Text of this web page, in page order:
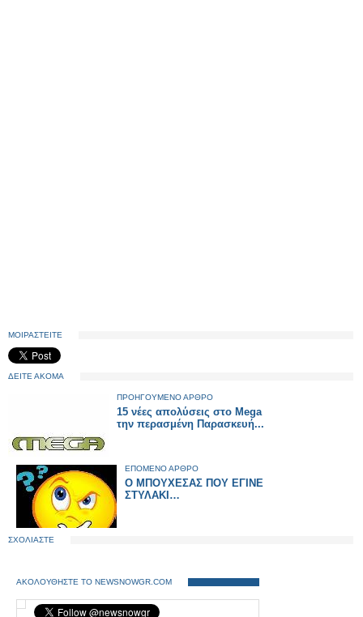
ΜΟΙΡΑΣΤΕΙΤΕ
ΔΕΙΤΕ ΑΚΟΜΑ
ΠΡΟΗΓΟΥΜΕΝΟ ΑΡΘΡΟ
15 νέες απολύσεις στο Mega
την περασμένη Παρασκευή...
ΕΠΟΜΕΝΟ ΑΡΘΡΟ
Ο ΜΠΟΥΧΕΣΑΣ ΠΟΥ ΕΓΙΝΕ
ΣΤΥΛΑΚΙ…
ΣΧΟΛΙΑΣΤΕ
ΑΚΟΛΟΥΘΗΣΤΕ ΤΟ NEWSNOWGR.COM